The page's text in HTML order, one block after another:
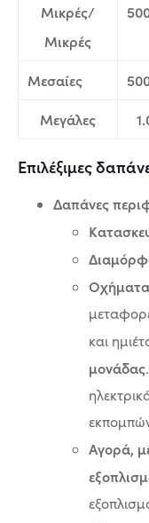
Μικρές/
Μικρές
Μεσαίες
Μεγάλες
Επιλέξιμες
Δαπάνες
Οχήματα
και
μονάδας
Αγορά,